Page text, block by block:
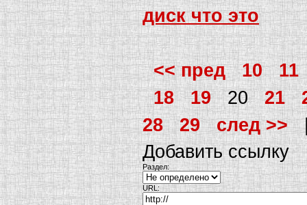
диск что это
<< пред 10
11
18
192021
28
29 след >>
Добавить ссылку
Раздел:
URL: